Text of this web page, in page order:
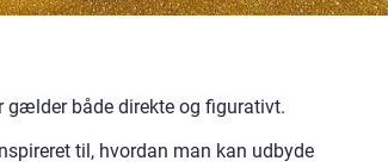
gælder både direkte og figurativt.
til, hvordan man kan udbyde